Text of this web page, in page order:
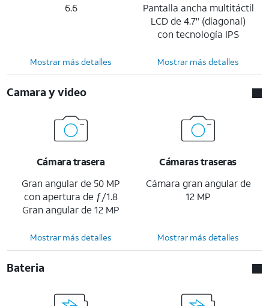
6.6
Pantalla ancha multitáctil
LCD de 4.7" (diagonal)
con tecnología IPS
Mostrar más detalles Mostrar más detalles
Camara y video
Cámara trasera
Gran angular de 50 MP
con apertura de ƒ/1.8
Gran angular de 12 MP
Cámaras traseras
Cámara gran angular de
12 MP
Mostrar más detalles Mostrar más detalles
Bateria